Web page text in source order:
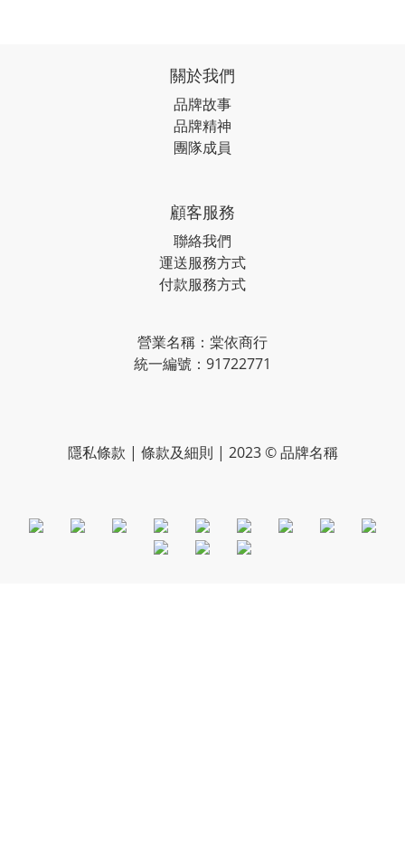
關於我們
品牌故事
品牌精神
團隊成員
顧客服務
聯絡我們
運送服務方式
付款服務方式
營業名稱：棠依商行
統一編號：91722771
隱私條款 | 條款及細則 | 2023 © 品牌名稱